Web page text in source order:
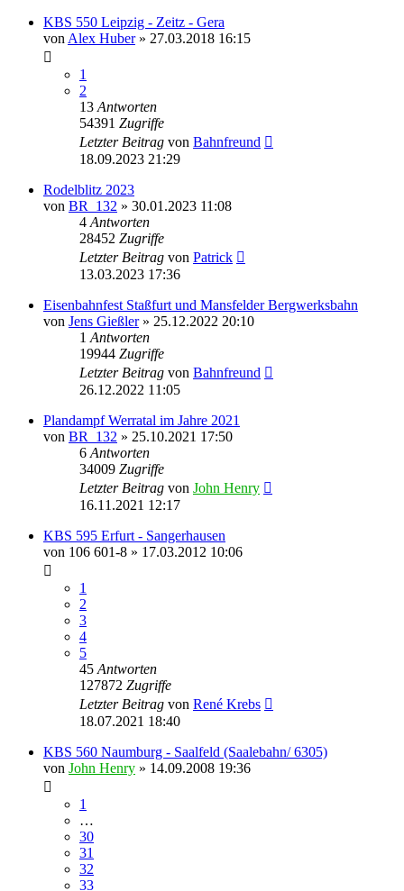
KBS 550 Leipzig - Zeitz - Gera
von Alex Huber» 27.03.2018 16:15
1
2
13 Antworten
54391 Zugriffe
Letzter Beitrag von Bahnfreund
18.09.2023 21:29
Rodelblitz 2023
von BR_132 » 30.01.2023 11:08
4 Antworten
28452 Zugriffe
Letzter Beitrag von Patrick
13.03.2023 17:36
Eisenbahnfest Staßfurt und Mansfelder Bergwerksbahn
von Jens Gießler» 25.12.2022 20:10
1 Antworten
19944 Zugriffe
Letzter Beitrag von Bahnfreund
26.12.2022 11:05
Plandampf Werratal im Jahre 2021
von BR_132 » 25.10.2021 17:50
6 Antworten
34009 Zugriffe
Letzter Beitrag von John Henry
16.11.2021 12:17
KBS 595 Erfurt - Sangerhausen
von 106 601-8 » 17.03.2012 10:06
1
2
3
4
5
45 Antworten
127872 Zugriffe
Letzter Beitrag von René Krebs
18.07.2021 18:40
KBS 560 Naumburg - Saalfeld (Saalebahn/ 6305)
von John Henry » 14.09.2008 19:36
1
…
30
31
32
33